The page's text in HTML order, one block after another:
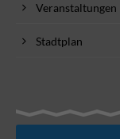
Veranstaltungen
Stadtplan